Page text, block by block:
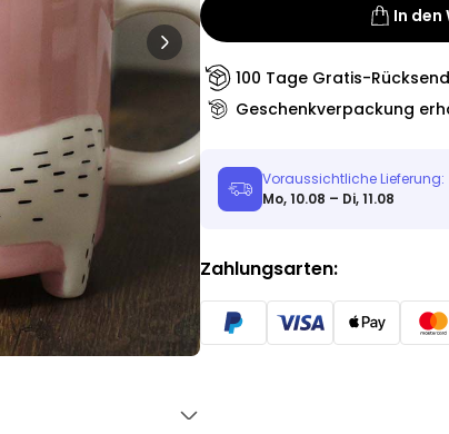
über 19.400
mal gekauft
16,99 €
Personalisierbar
Personalisierbares Handtuch
Maritim mit Text
34,99 €
Personalisierbar
In den
100 Tage Gratis-
Geschenkverpackung
Voraussichtliche Lieferung:
Mo, 10.08 – Di, 11.08
Zahlungsarten: